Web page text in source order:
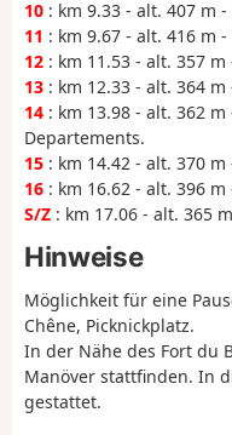
10 : km 9.33 - alt. 407 m
11 : km 9.67 - alt. 416 m
12 : km 11.53 - alt. 357
13 : km 12.33 - alt. 364
14 : km 13.98 - alt. 362
Departements.
15 : km 14.42 - alt. 370
16 : km 16.62 - alt. 396
S/Z : km 17.06 - alt. 365
Hinweise
Möglichkeit für eine
Chêne, Picknickplatz.
In der Nähe des Fort du
Manöver stattfinden. In
gestattet.